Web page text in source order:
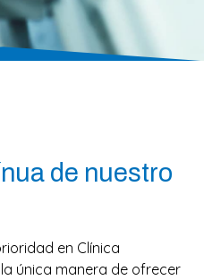
de nuestro
en Clínica
única manera de ofrecer